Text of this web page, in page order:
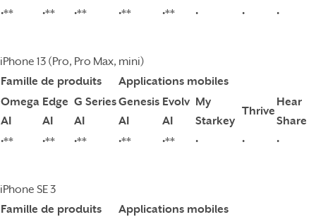
•**
•** •** •** •** • • •
iPhone 13 (Pro, Pro Max, mini)
Famille de produits
Applications mobiles
Omega
AI
Edge
AI
G Series
AI
Genesis
AI
Evolv
AI
My
Starkey
Thrive
Hear
Share
•**
•** •** •** •** • • •
iPhone SE 3
Famille de produits
Applications mobiles